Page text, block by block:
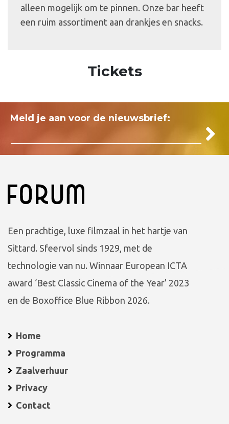
alleen mogelijk om te pinnen. Onze bar heeft
een ruim assortiment aan drankjes en snacks.
Tickets
Meld je aan voor de nieuwsbrief:
Een prachtige, luxe filmzaal in het hartje van
Sittard. Sfeervol sinds 1929, met de
technologie van nu. Winnaar European ICTA
award ‘Best Classic Cinema of the Year’ 2023
en de Boxoffice Blue Ribbon 2026.
Home
Programma
Zaalverhuur
Privacy
Contact